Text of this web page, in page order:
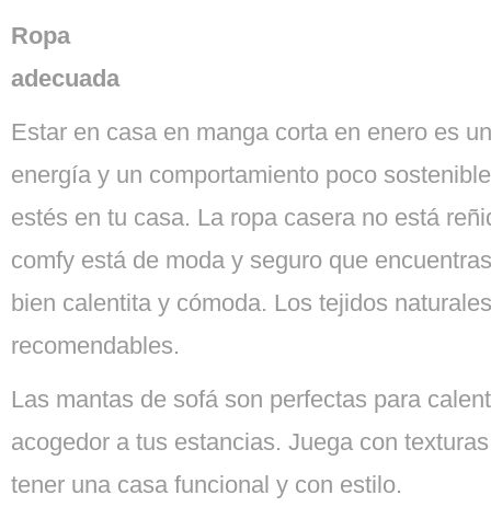
Ropa
adecuada
Estar en casa en manga corta en enero es
energía y un comportamiento poco
estés en tu casa. La ropa casera no está
comfy está de moda y seguro que
bien calentita y cómoda. Los tejidos
recomendables.
Las mantas de sofá son perfectas para
acogedor a tus estancias. Juega con
tener una casa funcional y con estilo.